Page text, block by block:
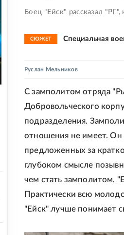
Боец "Ейск" рассказал
СЮЖЕТ Специальная
Руслан Мельников
С замполитом отряда
Добровольческого
подразделения.
отношения не имеет. Он
предложенных за
глубоком смысле
чем стать замполитом,
Практически всю
"Ейск" лучше понимает